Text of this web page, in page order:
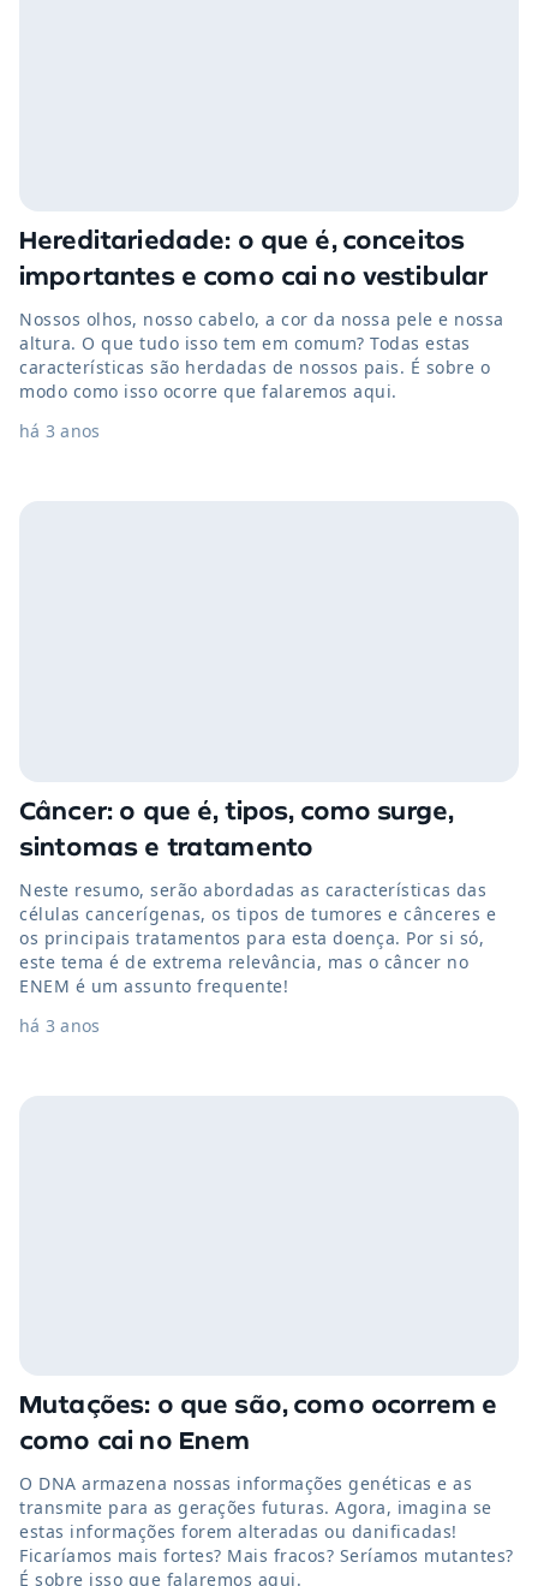
Hereditariedade: o que é, conceitos
importantes e como cai no vestibular
Nossos olhos, nosso cabelo, a cor da nossa pele e nossa
altura. O que tudo isso tem em comum? Todas estas
características são herdadas de nossos pais. É sobre o
modo como isso ocorre que falaremos aqui.
há 3 anos
Câncer: o que é, tipos, como surge,
sintomas e tratamento
Neste resumo, serão abordadas as características das
células cancerígenas, os tipos de tumores e cânceres e
os principais tratamentos para esta doença. Por si só,
este tema é de extrema relevância, mas o câncer no
ENEM é um assunto frequente!
há 3 anos
Mutações: o que são, como ocorrem e
como cai no Enem
O DNA armazena nossas informações genéticas e as
transmite para as gerações futuras. Agora, imagina se
estas informações forem alteradas ou danificadas!
Ficaríamos mais fortes? Mais fracos? Seríamos mutantes?
É sobre isso que falaremos aqui.